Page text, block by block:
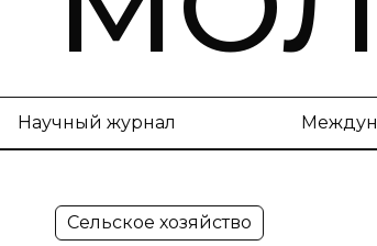
Научный журнал
Сельское хозяйство